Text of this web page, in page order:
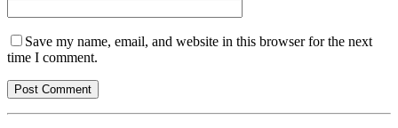
Save my name, email, and website in this browser for the next
time I comment.